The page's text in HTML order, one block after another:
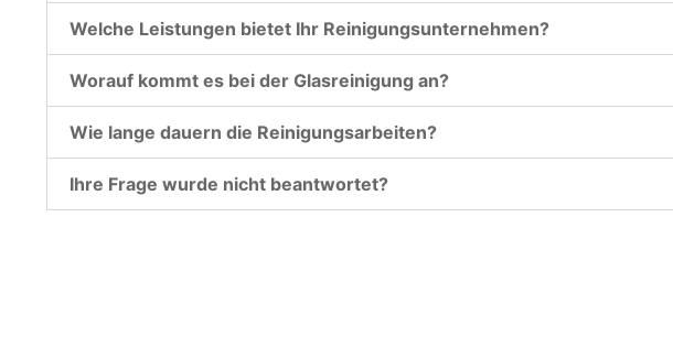
Welche Leistungen bietet Ihr Reinigungsunternehmen?
Worauf kommt es bei der Glasreinigung an?
Wie lange dauern die Reinigungsarbeiten?
Ihre Frage wurde nicht beantwortet?